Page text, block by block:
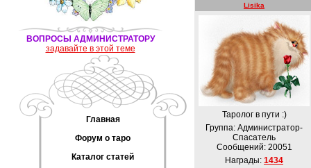
ВОПРОСЫ АДМИНИСТРАТОРУ
задавайте в этой теме
Главная
Форум о таро
Каталог статей
Lisika
Таролог в пути :)
Группа: Администратор-
Спасатель
Сообщений: 20051
Награды: 1434